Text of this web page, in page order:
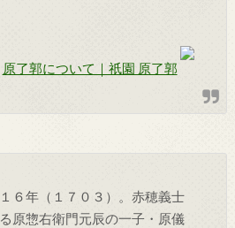
原了郭について｜祇園 原了郭
６年（１７０３）。赤穂義士
原惣右衛門元辰の一子・原儀